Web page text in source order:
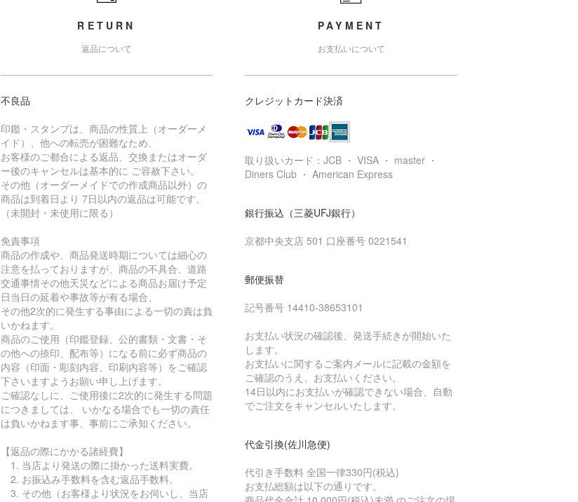
RETURN
返品について
不良品
印鑑・スタンプは、商品の性質上（オーダーメ
イド）、他への転売が困難なため、
お客様のご都合による返品、交換またはオーダ
ー後のキャンセルは基本的に ご容赦下さい。
その他（オーダーメイドでの作成商品以外）の
商品は到着日より 7日以内の返品は可能です。
（未開封・未使用に限る）
免責事項
商品の作成や、商品発送時期については細心の
注意を払っておりますが、商品の不具合、道路
交通事情その他天災などによる商品お届け予定
日当日の延着や事故等が有る場合、
その他2次的に発生する事由による一切の責は負
いかねます。
商品のご使用（印鑑登録、公的書類・文書・そ
の他への捺印、配布等）になる前に必ず商品の
内容（印面・彫刻内容、印刷内容等）をご確認
下さいますようお願い申し上げます。
ご確認なしに、ご使用後に2次的に発生する問題
につきましては、 いかなる場合でも一切の責任
は負いかねます事、事前にご承知ください。
【返品の際にかかる諸経費】
1. 当店より発送の際に掛かった送料実費。
2. お振込み手数料を含む返品手数料。
3. その他（お客様より状況をお伺いし、当店
PAYMENT
お支払いについて
クレジットカード決済
取り扱いカード：JCB ・ VISA ・ master ・
Diners Club ・ American Express
銀行振込（三菱UFJ銀行）
京都中央支店 501 口座番号 0221541
郵便振替
記号番号 14410-38653101
お支払い状況の確認後、発送手続きが開始いた
します。
お支払いに関するご案内メールに記載の金額を
ご確認のうえ、お支払いください。
14日以内にお支払いが確認できない場合、自動
でご注文をキャンセルいたします。
代金引換(佐川急便)
代引き手数料 全国一律330円(税込)
お支払総額は以下の通りです。